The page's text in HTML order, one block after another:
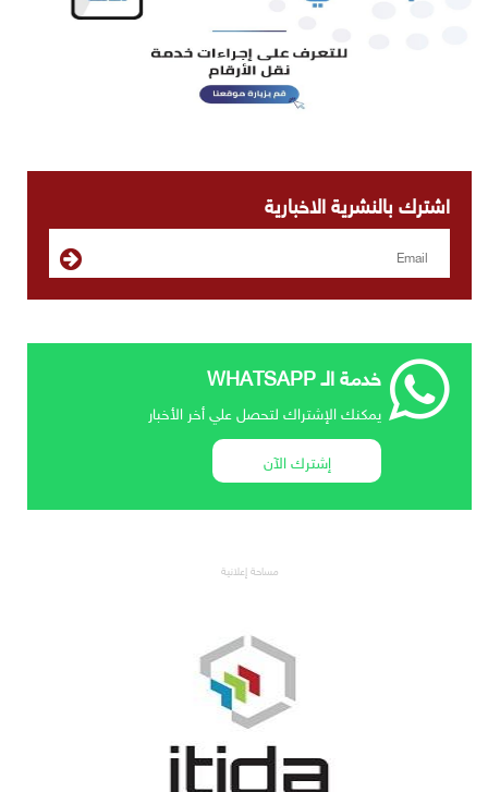
اشترك بالنشرية الاخبارية
خدمة الـ WHATSAPP
يمكنك الإشتراك لتحصل علي أخر الأخبار
إشترك الآن
مساحة إعلانية